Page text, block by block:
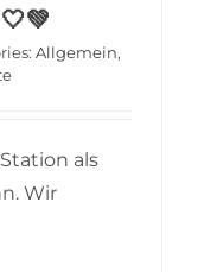
Allgemein,
als
Wir